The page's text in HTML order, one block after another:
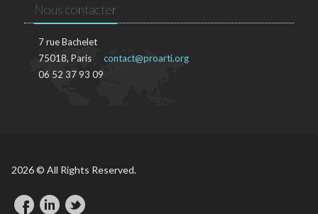
Nous contacter
7 rue Bachelet
75018, Paris
06 52 37 93 09
contact@proarti.org
2026 © All Rights Reserved.